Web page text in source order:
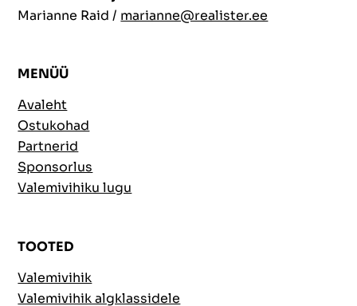
Marianne Raid / marianne@realister.ee
MENÜÜ
Avaleht
Ostukohad
Partnerid
Sponsorlus
Valemivihiku lugu
TOOTED
Valemivihik
Valemivihik algklassidele